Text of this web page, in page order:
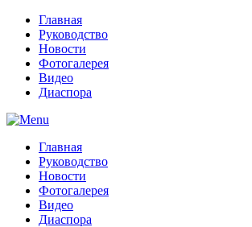
Главная
Руководство
Новости
Фотогалерея
Видео
Диаспора
Главная
Руководство
Новости
Фотогалерея
Видео
Диаспора